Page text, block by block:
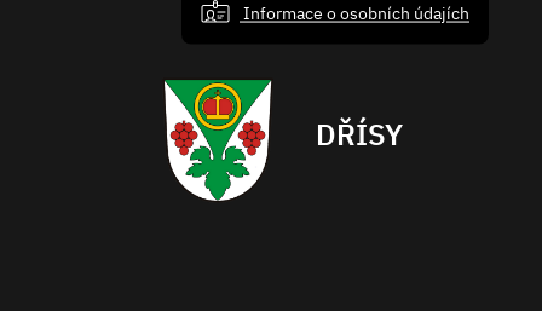
Informace o osobních údajích
DŘÍSY